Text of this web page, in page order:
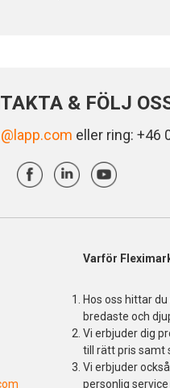
& FÖLJ
eller ring: +46
Varför
Hos oss hittar
bredaste och
Vi erbjuder dig
till rätt pris samt
Vi erbjuder
personlig